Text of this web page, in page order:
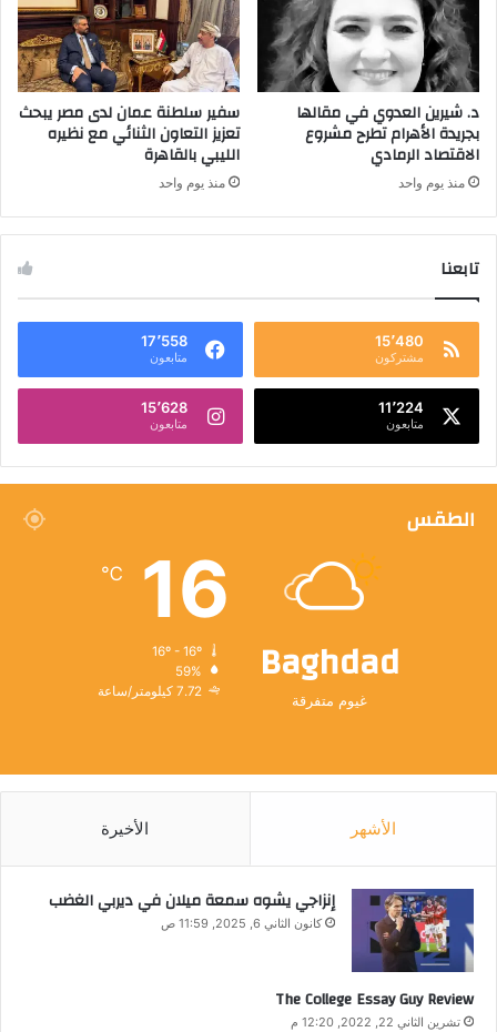
د. شيرين العدوي في مقالها
بجريدة الأهرام تطرح مشروع
الاقتصاد الرمادي
منذ يوم واحد
سفير سلطنة عمان لدى مصر يبحث
تعزيز التعاون الثنائي مع نظيره
الليبي بالقاهرة
منذ يوم واحد
تابعنا
15٬480
مشتركون
17٬558
متابعون
11٬224
متابعون
15٬628
متابعون
الطقس
Baghdad
غيوم متفرقة
16
℃
59%
7.72 كيلومتر/ساعة
الأشهر الأخيرة
إنزاجي يشوه سمعة ميلان في ديربي الغضب
كانون الثاني 6, 2025, 11:59 ص
The College Essay Guy Review
تشرين الثاني 22, 2022, 12:20 م